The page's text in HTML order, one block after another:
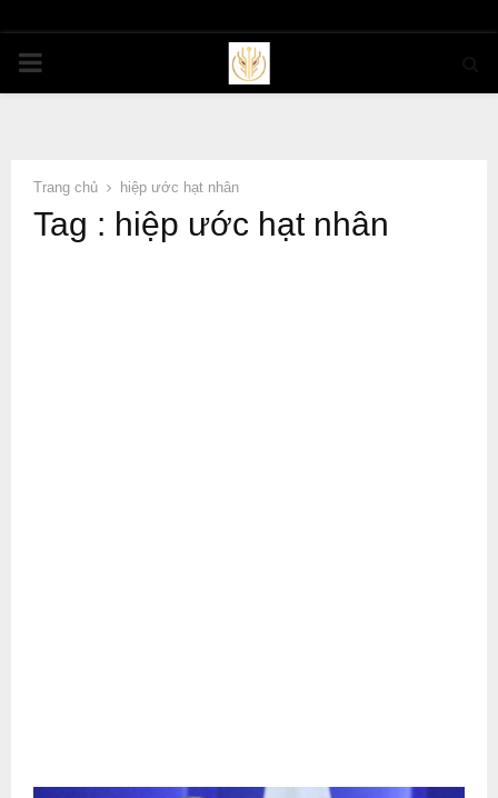
PRIMARY
Trang chủ hiệp ước hạt nhân
Tag : hiệp ước hạt nhân